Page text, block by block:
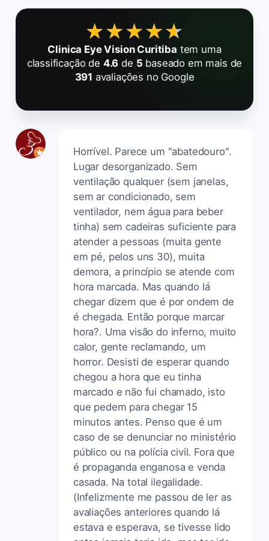
★★★★★
★★★★★
Clinica Eye Vision Curitiba tem uma
classificação de 4.6 de 5 baseado em mais de
391 avaliações no Google
Horrível. Parece um "abatedouro".
Lugar desorganizado. Sem
ventilação qualquer (sem janelas,
sem ar condicionado, sem
ventilador, nem água para beber
tinha) sem cadeiras suficiente para
atender a pessoas (muita gente
em pé, pelos uns 30), muita
demora, a princípio se atende com
hora marcada. Mas quando lá
chegar dizem que é por ondem de
é chegada. Então porque marcar
hora?. Uma visão do inferno, muito
calor, gente reclamando, um
horror. Desisti de esperar quando
chegou a hora que eu tinha
marcado e não fui chamado, isto
que pedem para chegar 15
minutos antes. Penso que é um
caso de se denunciar no ministério
público ou na polícia civil. Fora que
é propaganda enganosa e venda
casada. Na total ilegalidade.
(Infelizmente me passou de ler as
avaliações anteriores quando lá
estava e esperava, se tivesse lido